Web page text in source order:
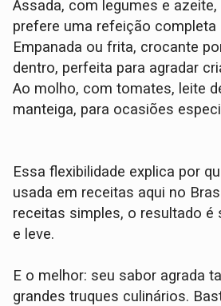
Assada, com legumes e azeite,
prefere uma refeição completa
Empanada ou frita, crocante
dentro, perfeita para agradar
Ao molho, com tomates, leite
manteiga, para ocasiões
Essa flexibilidade explica por
usada em receitas aqui no
receitas simples, o resultado é
e leve.
E o melhor: seu sabor agrada
grandes truques culinários.